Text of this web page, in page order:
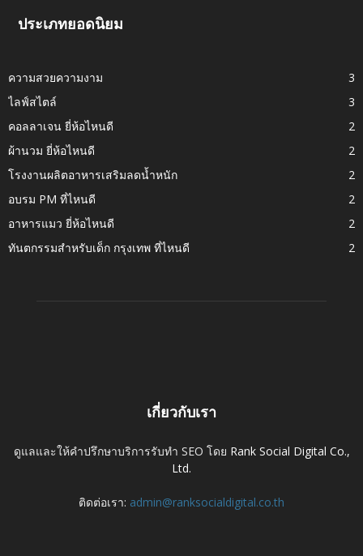
ประเภทยอดนิยม
ความสวยความงาม
3
ไลฟ์สไตล์
3
คอลลาเจน ยี่ห้อไหนดี
2
ผ้านวม ยี่ห้อไหนดี
2
โรงงานผลิตอาหารเสริมลดน้ำหนัก
2
อบรม PM ที่ไหนดี
2
อาหารแมว ยี่ห้อไหนดี
2
ทันตกรรมสำหรับเด็ก กรุงเทพ ที่ไหนดี
2
เกี่ยวกับเรา
ดูแลและให้คำปรึกษาบริการรับทำ SEO โดย Rank Social Digital Co.,
Ltd.
ติดต่อเรา: admin@ranksocialdigital.co.th